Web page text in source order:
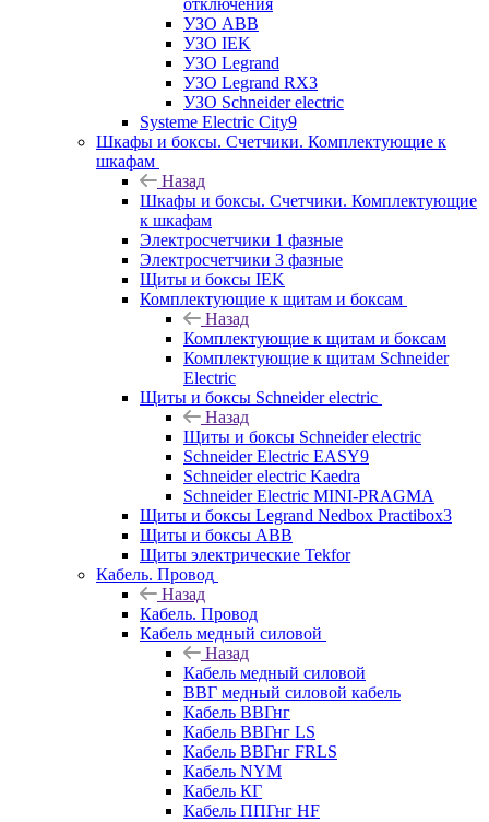
УЗО ABB
УЗО IEK
УЗО Legrand
УЗО Legrand RX3
УЗО Schneider electric
Systeme Electric City9
Шкафы и боксы. Счетчики. Комплектующие к
шкафам
Назад
Шкафы и боксы. Счетчики. Комплектующие
к шкафам
Электросчетчики 1 фазные
Электросчетчики 3 фазные
Щиты и боксы IEK
Комплектующие к щитам и боксам
Назад
Комплектующие к щитам и боксам
Комплектующие к щитам Schneider
Electric
Щиты и боксы Schneider electric
Назад
Щиты и боксы Schneider electric
Schneider Electric EASY9
Schneider electric Kaedra
Schneider Electric MINI-PRAGMA
Щиты и боксы Legrand Nedbox Practibox3
Щиты и боксы ABB
Щиты электрические Tekfor
Кабель. Провод
Назад
Кабель. Провод
Кабель медный силовой
Назад
Кабель медный силовой
ВВГ медный силовой кабель
Кабель ВВГнг
Кабель ВВГнг LS
Кабель ВВГнг FRLS
Кабель NYM
Кабель КГ
Кабель ППГнг HF